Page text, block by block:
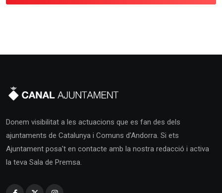
Donem visibilitat a les actuacions que es fan des dels
ajuntaments de Catalunya i Comuns d'Andorra. Si ets
Ajuntament posa't en contacte amb la nostra redacció i activa
la teva Sala de Premsa.